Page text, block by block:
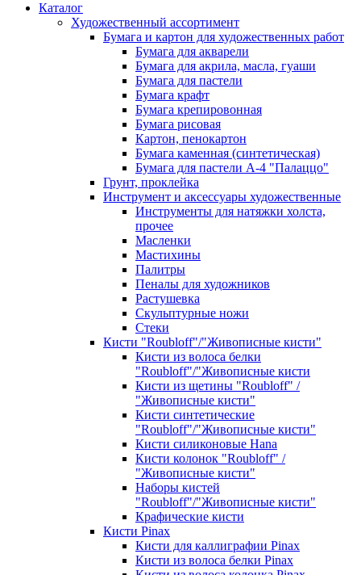
Каталог
Художественный ассортимент
Бумага и картон для художественных работ
Бумага для акварели
Бумага для акрила, масла, гуаши
Бумага для пастели
Бумага крафт
Бумага крепировонная
Бумага рисовая
Картон, пенокартон
Бумага каменная (синтетическая)
Бумага для пастели А-4 "Палаццо"
Грунт, проклейка
Инструмент и аксессуары художественные
Инструменты для натяжки холста,
прочее
Масленки
Мастихины
Палитры
Пеналы для художников
Растушевка
Скульптурные ножи
Стеки
Кисти "Roubloff"/"Живописные кисти"
Кисти из волоса белки
"Roubloff"/"Живописные кисти
Кисти из щетины "Roubloff" /
"Живописные кисти"
Кисти синтетические
"Roubloff"/"Живописные кисти"
Кисти силиконовые Hana
Кисти колонок "Roubloff" /
"Живописные кисти"
Наборы кистей
"Roubloff"/"Живописные кисти"
Крафические кисти
Кисти Pinax
Кисти для каллиграфии Pinax
Кисти из волоса белки Pinax